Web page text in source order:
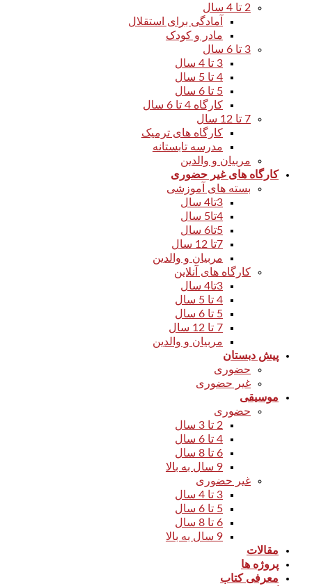
2 تا 4 سال
آمادگی برای استقلال
مادر و کودک
3 تا 6 سال
3 تا 4 سال
4 تا 5 سال
5 تا 6 سال
کارگاه 4 تا 6 سال
7 تا 12 سال
کارگاه های ترمیک
مدرسه تابستانه
مربیان و والدین
کارگاه های غیر حضوری
بسته های آموزشی
3تا4 سال
4تا5 سال
5تا6 سال
7تا 12 سال
مربیان و والدین
کارگاه های آنلاین
3تا4 سال
4 تا 5 سال
5 تا 6 سال
7 تا 12 سال
مربیان و والدین
پیش دبستان
حضوری
غیر حضوری
موسیقی
حضوری
2 تا 3 سال
4 تا 6 سال
6 تا 8 سال
9 سال به بالا
غیر حضوری
3 تا 4 سال
5 تا 6 سال
6 تا 8 سال
9 سال به بالا
مقالات
پروژه ها
معرفی کتاب